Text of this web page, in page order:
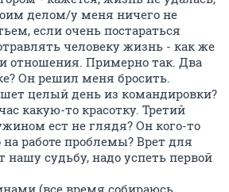
делом/у меня ничего не
если очень постараться
человеку жизнь - как же
отношения. Примерно так. Два
Он решил меня бросить.
целый день из командировки?
какую-то красотку. Третий
ест не глядя? Он кого-то
на работе проблемы? Врет для
нашу судьбу, надо успеть первой
(все время собираюсь